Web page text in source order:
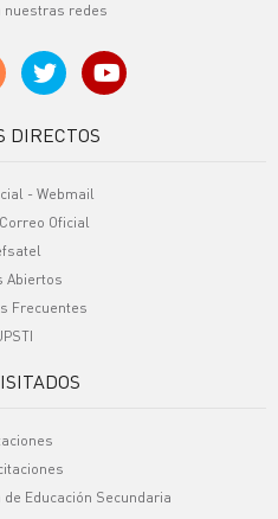
nuestras redes
DIRECTOS
- Webmail
Oficial
Abiertos
Frecuentes
Educación Secundaria